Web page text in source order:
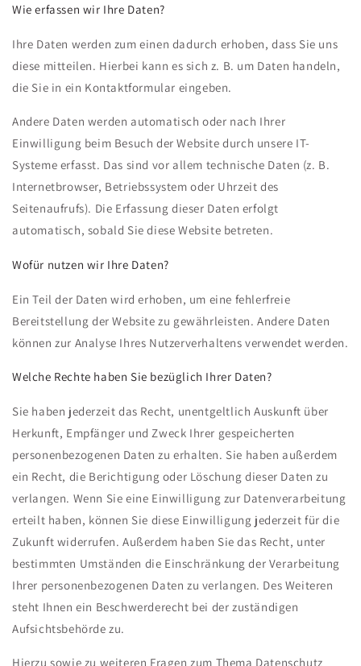
Wie erfassen wir Ihre Daten?
Ihre Daten werden zum einen dadurch erhoben, dass Sie uns
diese mitteilen. Hierbei kann es sich z. B. um Daten handeln,
die Sie in ein Kontaktformular eingeben.
Andere Daten werden automatisch oder nach Ihrer
Einwilligung beim Besuch der Website durch unsere IT-
Systeme erfasst. Das sind vor allem technische Daten (z. B.
Internetbrowser, Betriebssystem oder Uhrzeit des
Seitenaufrufs). Die Erfassung dieser Daten erfolgt
automatisch, sobald Sie diese Website betreten.
Wofür nutzen wir Ihre Daten?
Ein Teil der Daten wird erhoben, um eine fehlerfreie
Bereitstellung der Website zu gewährleisten. Andere Daten
können zur Analyse Ihres Nutzerverhaltens verwendet werden.
Welche Rechte haben Sie bezüglich Ihrer Daten?
Sie haben jederzeit das Recht, unentgeltlich Auskunft über
Herkunft, Empfänger und Zweck Ihrer gespeicherten
personenbezogenen Daten zu erhalten. Sie haben außerdem
ein Recht, die Berichtigung oder Löschung dieser Daten zu
verlangen. Wenn Sie eine Einwilligung zur Datenverarbeitung
erteilt haben, können Sie diese Einwilligung jederzeit für die
Zukunft widerrufen. Außerdem haben Sie das Recht, unter
bestimmten Umständen die Einschränkung der Verarbeitung
Ihrer personenbezogenen Daten zu verlangen. Des Weiteren
steht Ihnen ein Beschwerderecht bei der zuständigen
Aufsichtsbehörde zu.
Hierzu sowie zu weiteren Fragen zum Thema Datenschutz